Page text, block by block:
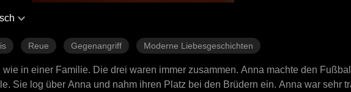
Reue Gegenangriff Moderne Liebesgeschichten
in einer Familie. Die drei waren immer zusammen. Anna machte den
Sie log über Anna und nahm ihren Platz bei den Brüdern ein. Anna war sehr